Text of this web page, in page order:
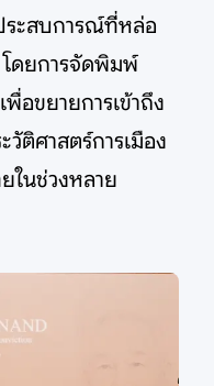
ระสบการณ์ที่หล่อ
ดยการจัดพิมพ์
อขยายการเข้าถึง
ติศาสตร์การเมือง
ในช่วงหลาย